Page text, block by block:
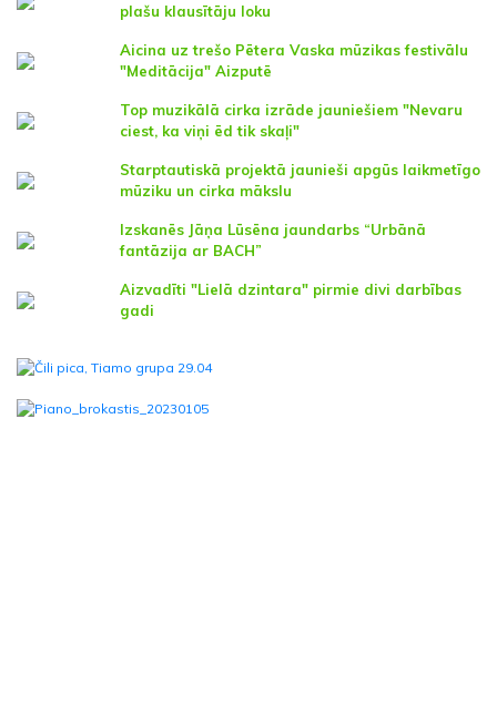
plašu klausītāju loku
Aicina uz trešo Pētera Vaska mūzikas festivālu
"Meditācija" Aizputē
Top muzikālā cirka izrāde jauniešiem "Nevaru
ciest, ka viņi ēd tik skaļi"
Starptautiskā projektā jaunieši apgūs laikmetīgo
mūziku un cirka mākslu
Izskanēs Jāņa Lūsēna jaundarbs “Urbānā
fantāzija ar BACH”
Aizvadīti "Lielā dzintara" pirmie divi darbības
gadi